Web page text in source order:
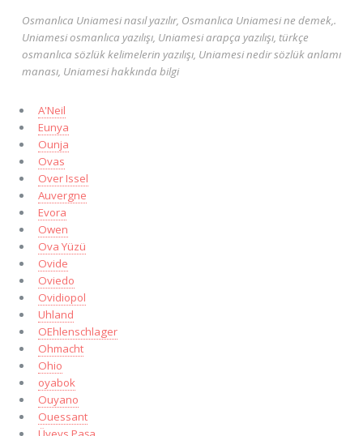
Osmanlıca Uniamesi nasıl yazılır, Osmanlıca Uniamesi ne demek,.
Uniamesi osmanlıca yazılışı, Uniamesi arapça yazılışı, türkçe
osmanlıca sözlük kelimelerin yazılışı, Uniamesi nedir sözlük anlamı
manası, Uniamesi hakkında bilgi
A'Neil
Eunya
Ounja
Ovas
Over Issel
Auvergne
Evora
Owen
Ova Yüzü
Ovide
Oviedo
Ovidiopol
Uhland
OEhlenschlager
Ohmacht
Ohio
oyabok
Ouyano
Ouessant